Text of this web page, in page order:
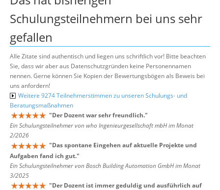
Schulungsteilnehmern bei uns sehr
gefallen
Alle Zitate sind authentisch und liegen uns schriftlich vor! Bitte beachten
Sie, dass wir aber aus Datenschutzgründen keine Personennamen
nennen. Gerne können Sie Kopien der Bewertungsbögen als Beweis bei
uns anfordern!
Weitere 9274 Teilnehmerstimmen zu unseren Schulungs- und
Beratungsmaßnahmen
"Der Dozent war sehr freundlich."
Ein Schulungsteilnehmer von who Ingenieurgesellschaft mbH im Monat
2/2026
"Das spontane Eingehen auf aktuelle Projekte und
Aufgaben fand ich gut."
Ein Schulungsteilnehmer von Bosch Building Automation GmbH im Monat
3/2025
"Der Dozent ist immer geduldig und ausführlich auf